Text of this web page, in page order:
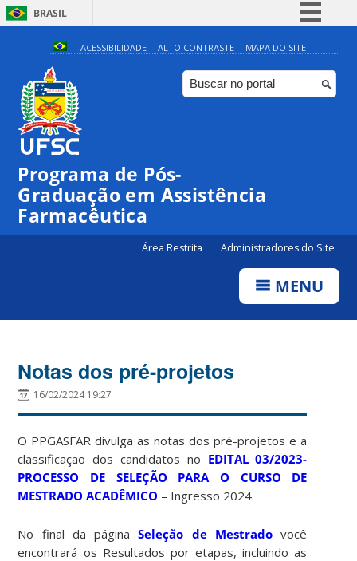
BRASIL
Simplifique!
Comunica BR
Participe
ACESSIBILIDADE ALTO CONTRASTE MAPA DO SITE
Programa de Pós-
Graduação em Assistência
Farmacêutica
Área Restrita Administradores do Site
MENU
Notas dos pré-projetos
16/02/2024 19:27
O PPGASFAR divulga as notas dos pré-projetos e a
classificação dos candidatos no EDITAL 03/2023-
PROCESSO DE SELEÇÃO PARA O CURSO DE
MESTRADO ACADÊMICO – Ingresso 2024.
No final da páginaSeleção de Mestrado você
encontrará os Resultados por etapas, incluindo as